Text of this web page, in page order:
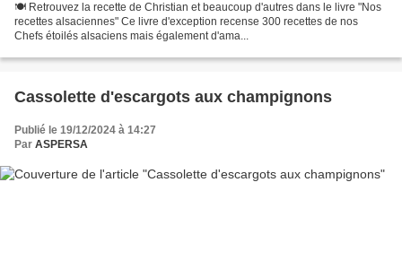
🍽 Retrouvez la recette de Christian et beaucoup d'autres dans le livre "Nos
recettes alsaciennes" Ce livre d'exception recense 300 recettes de nos
Chefs étoilés alsaciens mais également d'ama...
Cassolette d'escargots aux champignons
Publié le 19/12/2024 à 14:27
Par ASPERSA